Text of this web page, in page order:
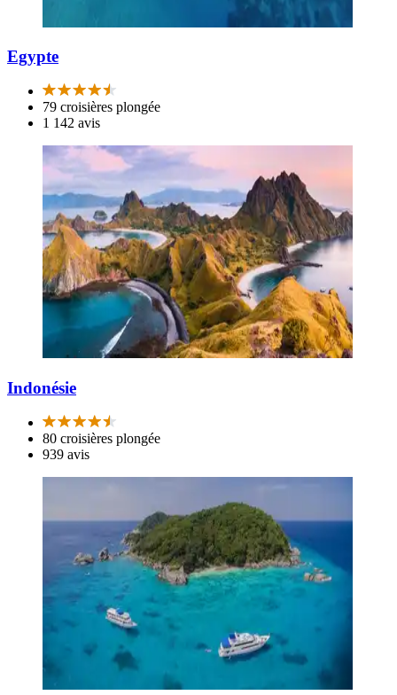
Egypte
79 croisières plongée
1 142 avis
Indonésie
80 croisières plongée
939 avis